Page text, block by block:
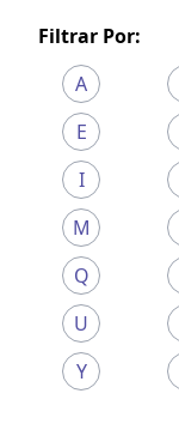
Filtrar Por:
A
E
I
M
Q
U
Y